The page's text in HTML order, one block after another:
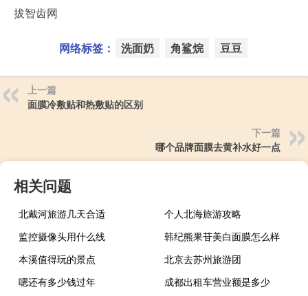
拔智齿网
网络标签： 洗面奶 角鲨烷 豆豆
上一篇
面膜冷敷贴和热敷贴的区别
下一篇
哪个品牌面膜去黄补水好一点
相关问题
北戴河旅游几天合适
个人北海旅游攻略
监控摄像头用什么线
韩纪熊果苷美白面膜怎么样
本溪值得玩的景点
北京去苏州旅游团
嗯还有多少钱过年
成都出租车营业额是多少